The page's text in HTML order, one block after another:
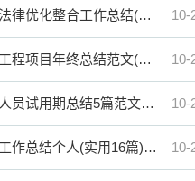
律优化整合工作总结(… 10-
程项目年终总结范文(… 10-
员试用期总结5篇范文… 10-
作总结个人(实用16篇)… 10-